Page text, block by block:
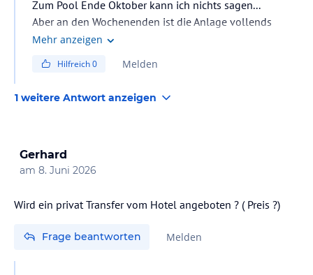
Zum Pool Ende Oktober kann ich nichts sagen...
Aber an den Wochenenden ist die Anlage vollends
ausgelastet. Lange Schlangen am checkin, mitunter
halt...
Mehr anzeigen
Hilfreich0 Melden
1 weitere Antwort anzeigen
Gerhard
am 8. Juni 2026
Frage beantworten Melden